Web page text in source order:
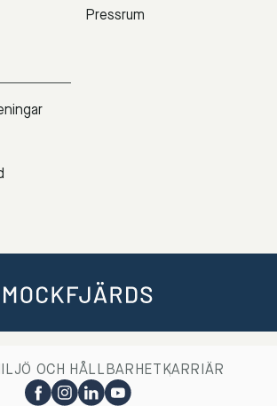
Pressrum
OCH HÅLLBARHETKARRIÄR